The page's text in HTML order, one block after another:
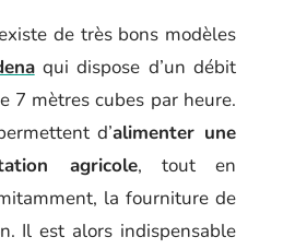
de très bons modèles
qui dispose d’un débit
7 mètres cubes par heure.
d’alimenter une
agricole, tout en
la fourniture de
Il est alors indispensable